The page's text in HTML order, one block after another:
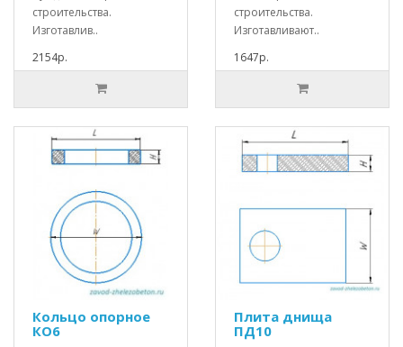
строительства.
Изготавлив..
2154р.
строительства.
Изготавливают..
1647р.
Кольцо опорное
КО6
Плита днища
ПД10